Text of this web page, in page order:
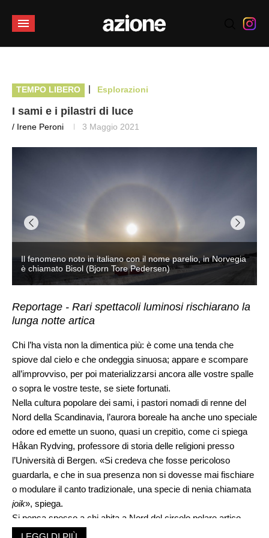
TEMPO LIBERO | Esplorazioni
I sami e i pilastri di luce
/ Irene Peroni 3 Maggio 2021
Il fenomeno noto in italiano con il nome parelio, in Norvegia
è chiamato Bisol (Bjorn Tore Pedersen)
Reportage - Rari spettacoli luminosi rischiarano la
lunga notte artica
Chi l’ha vista non la dimentica più: è come una tenda che
spiove dal cielo e che ondeggia sinuosa; appare e scompare
all’improvviso, per poi materializzarsi ancora alle vostre spalle
o sopra le vostre teste, se siete fortunati.
Nella cultura popolare dei sami, i pastori nomadi di renne del
Nord della Scandinavia, l’aurora boreale ha anche uno speciale
odore ed emette un suono, quasi un crepitìo, come ci spiega
Håkan Rydving, professore di storia delle religioni presso
l’Università di Bergen. «Si credeva che fosse pericoloso
guardarla, e che in sua presenza non si dovesse mai fischiare
o modulare il canto tradizionale, una specie di nenia chiamata
joik», spiega.
Si pensa spesso a chi abita a Nord del circolo polare artico
con un senso di commiserazione per i lunghi mesi di freddo e